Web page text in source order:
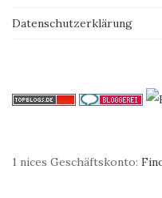
Datenschutzerklärung
1 nices Geschäftskonto: